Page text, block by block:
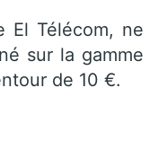
El Télécom, ne
sur la gamme
de 10 €.